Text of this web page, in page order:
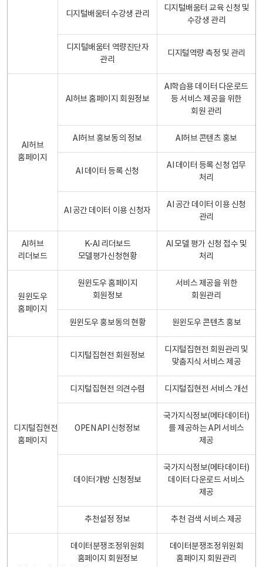
디지털배움터 수강생 관리
디지털배움터 교육 신청 및
수강생 관리
디지털배움터 역량진단자
관리
디지털역량 측정 및 관리
AI허브
홈페이지
AI허브 홈페이지 회원정보
AI학습용 데이터 다운로드
등 서비스 제공을 위한
회원 관리
AI허브 홍보동의 정보 AI허브 콘텐츠 홍보
AI 데이터 등록 신청
AI 데이터 등록 신청 업무
처리
AI 공간 데이터 이용 신청자
AI 공간 데이터 이용 신청
관리
AI허브
리더보드
K-AI 리더보드
모델평가신청현황
AI 모델 평가 신청 접수 및
처리
원윈도우
홈페이지
원윈도우 홈페이지
회원정보
서비스 제공을 위한
회원관리
원윈도우 홍보동의 현황 원윈도우 콘텐츠 홍보
디지털집현전
홈페이지
디지털집현전 회원정보
디지털집현전 회원관리 및
맞춤지식 서비스 제공
디지털집현전 의견수렴 디지털집현전 서비스 개선
OPEN API 신청정보
국가지식정보(메타데이터)
를 제공하는 API 서비스
제공
데이터개방 신청정보
국가지식정보(메타데이터)
데이터 다운로드 서비스
제공
추천설정 정보 추천 검색 서비스 제공
데이터분쟁조정위원회
홈페이지 회원정보
데이터분쟁조정위원회
홈페이지 회원관리